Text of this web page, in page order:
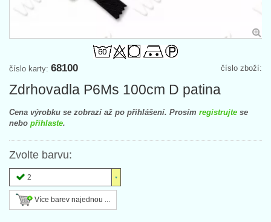
číslo zboží:
číslo karty: 68100
Zdrhovadla P6Ms 100cm D patina
Cena výrobku se zobrazí až po přihlášení. Prosím registrujte se
nebo přihlaste.
Zvolte barvu:
2
Více barev najednou ...